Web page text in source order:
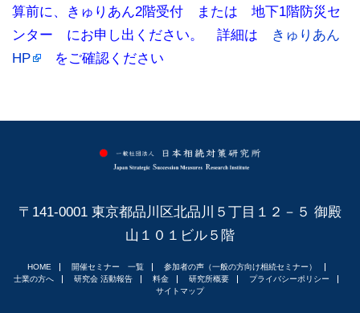
算前に、きゅりあん2階受付 または 地下1階防災セ
ンター にお申し出ください。 詳細は
きゅりあん
HP
をご確認ください
〒141-0001 東京都品川区北品川５丁目１２－５ 御殿
山１０１ビル５階
HOME 開催セミナー 一覧
参加者の声（一般の方向け相続セミナー）
士業の方へ
研究会 活動報告 料金 研究所概要
プライバシーポリシー
サイトマップ